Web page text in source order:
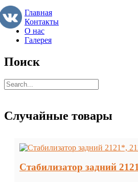
Главная
Контакты
О нас
Галерея
Поиск
Случайные товары
Стабилизатор задний